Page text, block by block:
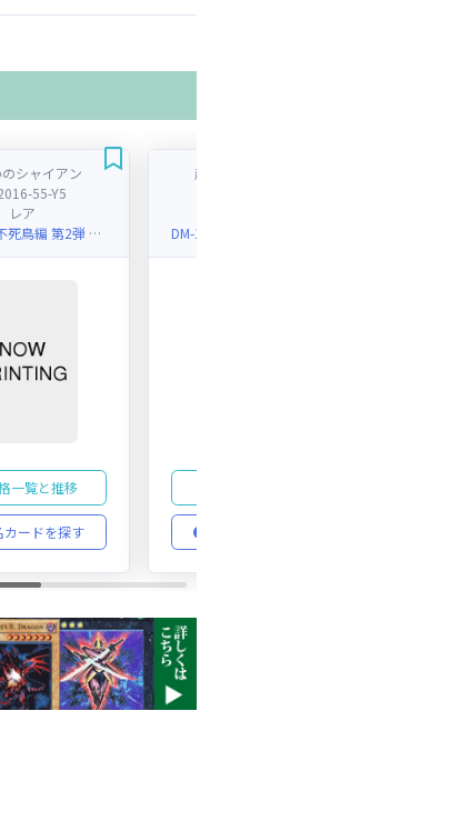
シャイアン
55-Y5
レア
DM-20 「不死鳥編 第2弾 魔闘竜×機兵団(ジ・アルティメット・ノヴァ)」
一覧と推移
カードを探す
超竜ヴァルキリアス